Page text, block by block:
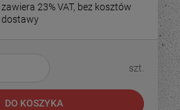
zawiera 23% VAT, bez kosztów
dostawy
szt.
DO KOSZYKA